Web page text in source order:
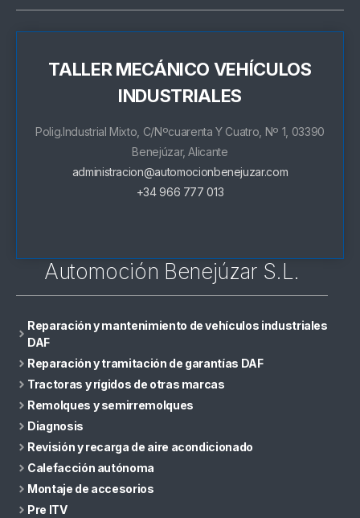
Automoción Benejúzar S.L.
Reparación y mantenimiento de vehículos industriales
DAF
Reparación y tramitación de garantías DAF
Tractoras y rígidos de otras marcas
Remolques y semirremolques
Diagnosis
Revisión y recarga de aire acondicionado
Calefacción autónoma
Montaje de accesorios
Pre ITV
TALLER MECÁNICO VEHÍCULOS
INDUSTRIALES
Polig.Industrial Mixto, C/Nºcuarenta Y Cuatro, Nº 1, 03390
Benejúzar, Alicante
administracion@automocionbenejuzar.com
+34 966 777 013